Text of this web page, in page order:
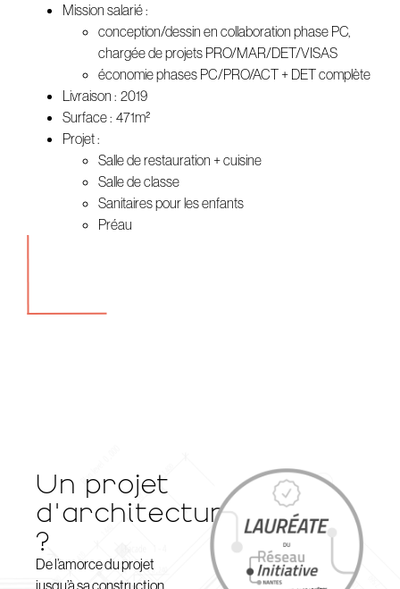
Mission salarié :
conception/dessin en collaboration phase PC,
chargée de projets PRO/MAR/DET/VISAS
économie phases PC/PRO/ACT + DET complète
Livraison : 2019
Surface : 471m²
Projet :
Salle de restauration + cuisine
Salle de classe
Sanitaires pour les enfants
Préau
Un projet
d'architecture
?
De l’amorce du projet